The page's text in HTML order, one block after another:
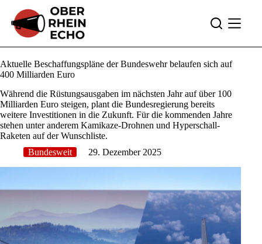
Inhalt
springen
Aktuelle Beschaffungspläne der Bundeswehr belaufen sich auf
400 Milliarden Euro
Während die Rüstungsausgaben im nächsten Jahr auf über 100
Milliarden Euro steigen, plant die Bundesregierung bereits
weitere Investitionen in die Zukunft. Für die kommenden Jahre
stehen unter anderem Kamikaze-Drohnen und Hyperschall-
Raketen auf der Wunschliste.
Bundesweit
29. Dezember 2025